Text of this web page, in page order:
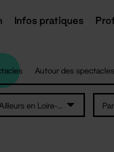
Infos pratiques
Autour des spectacles
Ailleurs en Loire-Atlantique